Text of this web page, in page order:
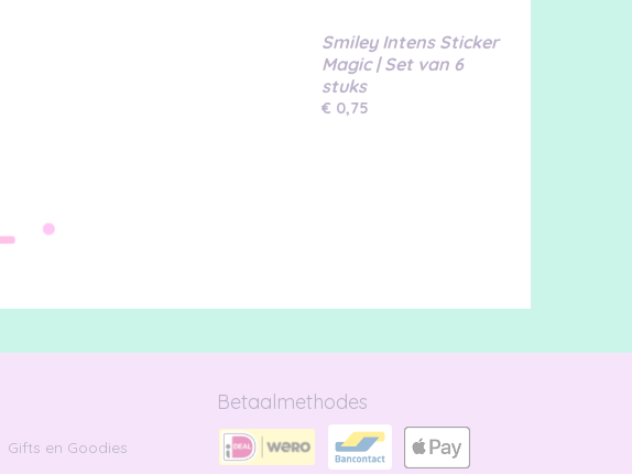
Smiley Intens Sticker
Magic | Set van 6
stuks
€ 0,75
Gifts en Goodies
Betaalmethodes